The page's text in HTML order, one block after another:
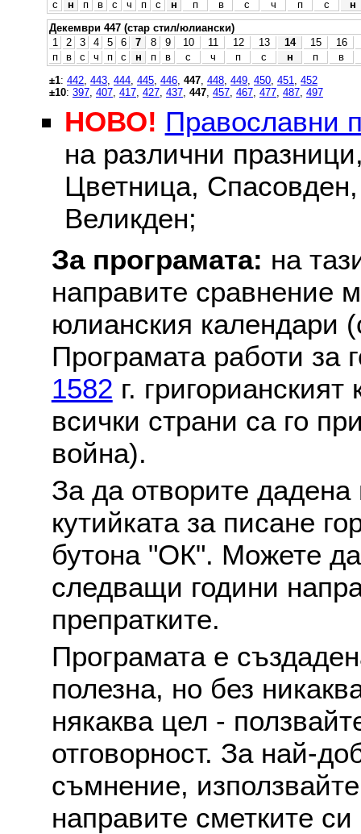
с
н п в с ч п с н п в с ч п с
н
Декември 447 (стар стил/юлиански)
1
2 3 4 5 6 7 8 9 10 11 12 13 14 15
16
п
в с ч п с н п в с ч п с н п
в
±1: 442 443 444 445 446 447 448 449 450 451
452
±10: 397 407 417 427 437 447 457 467 477 487 497
НОВО! Православни
на различни
Цветница, Спасовден,
Великден;
За програмата: на
направите сравнение
юлианския календари
Програмата работи за
1582 г.
всички страни са го
война).
За да отворите
кутийката за писане
бутона "ОК". Можете
следващи години
препратките.
Програмата е
полезна, но без
някаква цел -
отговорност. За най-
съмнение,
направите сметките